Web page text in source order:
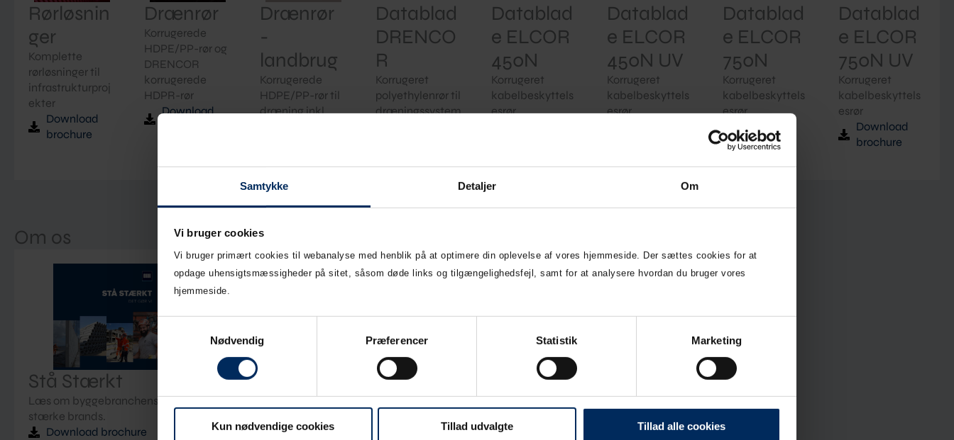
Samtykke Detaljer Om
Vi bruger cookies
Vi bruger primært cookies til webanalyse med henblik på at optimere din oplevelse af vores hjemmeside. Der sættes cookies for at
opdage uhensigtsmæssigheder på sitet, såsom døde links og tilgængelighedsfejl, samt for at analysere hvordan du bruger vores
hjemmeside.
Samtykkevalg
Nødvendig
Præferencer Statistik Marketing
Kun nødvendige cookies Tillad udvalgte Tillad alle cookies
Rørløsnin
ger
Komplette
rørløsninger til
infrastrukturproj
ekter
Download
brochure
Drænrør
Korrugerede
HDPE/PP-rør og
DRENCOR
korrugerede
HDPR-rør
Download
Drænrør
-
landbrug
Korrugerede
HDPE/PP-rør til
dræning inkl.
Datablad
DRENCO
R
Korrugeret
polyethylenrør til
dræningssystem
Datablad
e ELCOR
450N
Korrugeret
kabelbeskyttels
esrør
Datablad
e ELCOR
450N UV
Korrugeret
kabelbeskyttels
esrør
Datablad
e ELCOR
750N
Korrugeret
kabelbeskyttels
esrør
Download
brochure
Datablad
e ELCOR
750N UV
Korrugeret
kabelbeskyttels
esrør
Download
brochure
Om os
Stå Stærkt
Læs om byggebranchens
stærke brands.
Download brochure